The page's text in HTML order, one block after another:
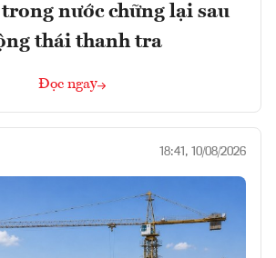
nước chững lại sau
thái thanh tra
Đọc ngay
18:41, 10/08/2026